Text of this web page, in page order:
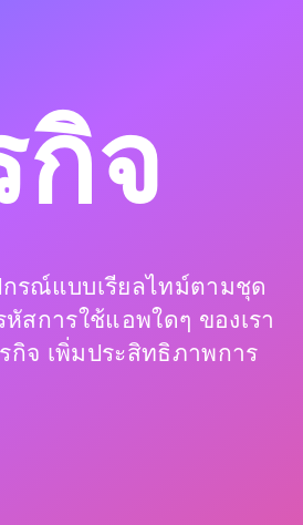
จ
รณ์แบบเรียลไทม์ตามชุด
สการใช้แอพใดๆ ของเรา
จ เพิ่มประสิทธิภาพการ